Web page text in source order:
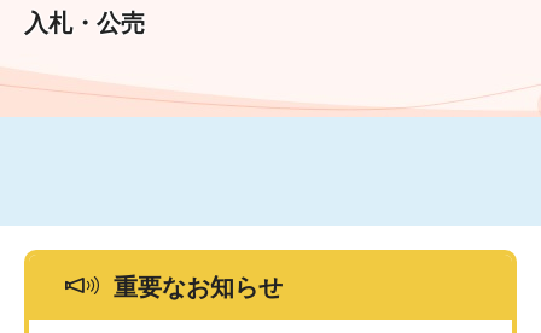
文
入札・公売
重要なお知らせ